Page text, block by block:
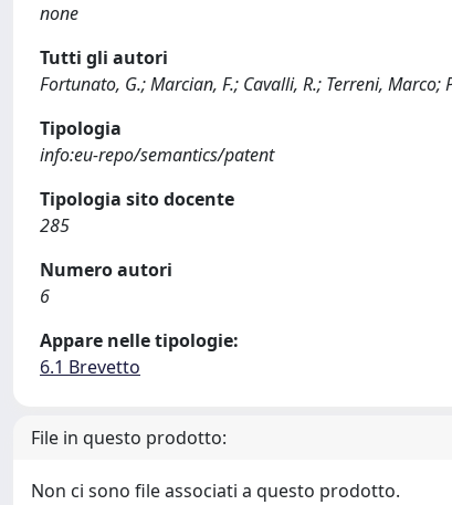
none
Tutti gli autori
Fortunato, G.; Marcian, F.; Cavalli, R.; Terreni, Marco;
Tipologia
info:eu-repo/semantics/patent
Tipologia sito docente
285
Numero autori
6
Appare nelle tipologie:
6.1 Brevetto
File in questo prodotto:
Non ci sono file associati a questo prodotto.